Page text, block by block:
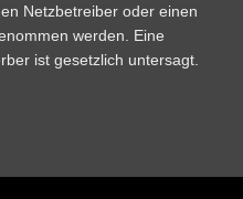
Netzbetreiber oder einen
werden. Eine
ist gesetzlich untersagt.